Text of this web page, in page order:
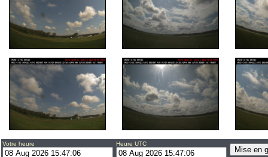
Votre heure Heure UTC